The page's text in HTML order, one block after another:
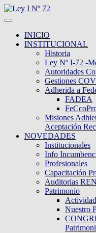
INICIO
INSTITUCIONAL
Historia
Ley Nº I-72 -
Autoridades
Gestiones
Adherida a
FADEA
Misiones
Aceptación
NOVEDADES
Institucionales
Info
Profesionales
Capacitación
Auditorias
Patrimonio
Nuestro